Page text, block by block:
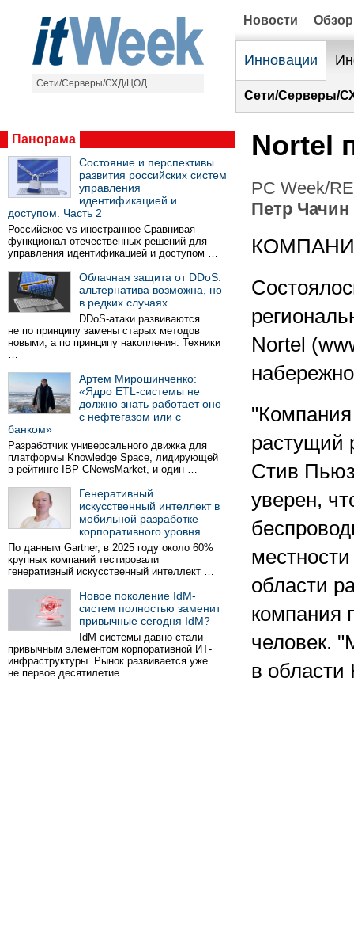
Сети/Серверы/СХД/ЦОД
Новости
Инновации
Сети/Серверы/
Панорама
Состояние и перспективы
развития российских систем
управления
идентификацией и
доступом. Часть 2
Российское vs иностранное Сравнивая
функционал отечественных решений для
управления идентификацией и доступом …
Облачная защита от DDoS:
альтернатива возможна, но
в редких случаях
DDoS-атаки развиваются
не по принципу замены старых методов
новыми, а по принципу накопления. Техники
…
Артем Мирошинченко:
«Ядро ETL-системы не
должно знать работает оно
с нефтегазом или с
банком»
Разработчик универсального движка для
платформы Knowledge Space, лидирующей
в рейтинге IBP CNewsMarket, и один …
Генеративный
искусственный интеллект в
мобильной разработке
корпоративного уровня
По данным Gartner, в 2025 году около 60%
крупных компаний тестировали
генеративный искусственный интеллект …
Новое поколение IdM-
систем полностью заменит
привычные сегодня IdM?
IdM-системы давно стали
привычным элементом корпоративной ИТ-
инфраструктуры. Рынок развивается уже
не первое десятилетие …
Nortel
PC Week/
Петр Чачин
Nortel
растущий
Стив
уверен,
области
компания
человек.
в